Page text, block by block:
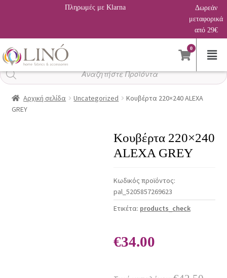
Πληρωμές με Klarna
Δωρεάν
μεταφορικά
από 29€
0
Αναζήτηση
προϊόντων
Αρχική σελίδα Uncategorized
Κουβέρτα 220×240 ALEXA
GREY
Κουβέρτα 220×240
ALEXA GREY
Κωδικός προϊόντος:
pal_5205857269623
Ετικέτα: products_check
€34.00